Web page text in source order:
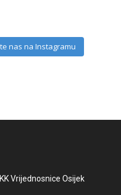
nas na Instagramu
Vrijednosnice Osijek